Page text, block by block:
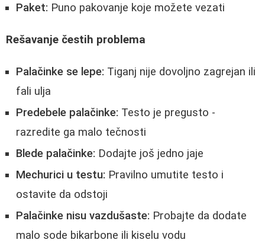
Paket: Puno pakovanje koje možete vezati
Rešavanje čestih problema
Palačinke se lepe: Tiganj nije dovoljno zagrejan ili
fali ulja
Predebele palačinke: Testo je pregusto -
razredite ga malo tečnosti
Blede palačinke: Dodajte još jedno jaje
Mechurici u testu: Pravilno umutite testo i
ostavite da odstoji
Palačinke nisu vazdušaste: Probajte da dodate
malo sode bikarbone ili kiselu vodu